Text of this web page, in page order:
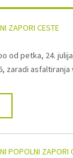
ZAPORI CESTE
od petka, 24.
zaradi
POPOLNI ZAPORI